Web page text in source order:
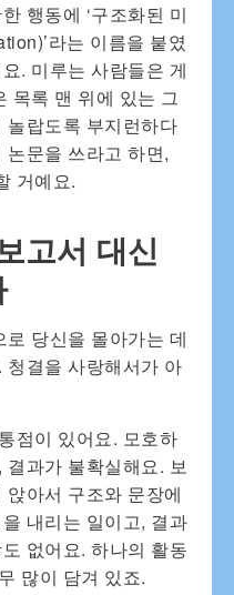
행동에 ‘구조화된 미
라는 이름을 붙였
. 미루는 사람들은 게
목록 맨 위에 있는 그
놀랍도록 부지런하다
문을 쓰라고 하면,
거예요.
고서 대신
당신을 몰아가는 데
결을 사랑해서가 아
점이 있어요. 모호하
과가 불확실해요. 보
아서 구조와 문장에
내리는 일이고, 결과
없어요. 하나의 활동
많이 담겨 있죠.